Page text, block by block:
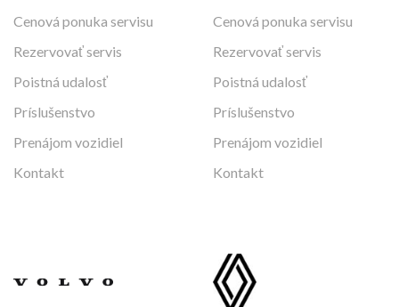
Cenová ponuka servisu
Rezervovať servis
Poistná udalosť
Príslušenstvo
Prenájom vozidiel
Kontakt
Cenová ponuka servisu
Rezervovať servis
Poistná udalosť
Príslušenstvo
Prenájom vozidiel
Kontakt